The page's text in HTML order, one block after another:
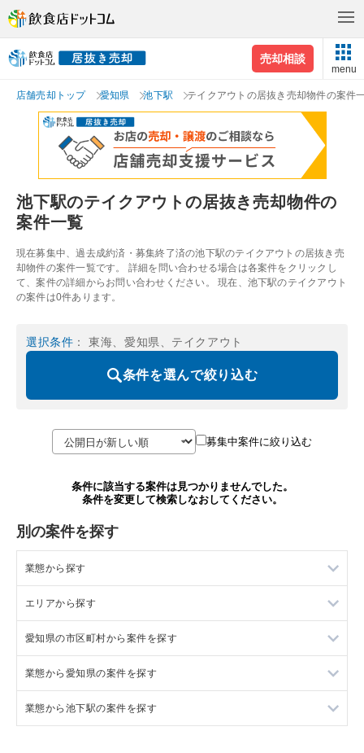
売却相談
menu
店舗売却トップ 愛知県 池下駅 テイクアウトの居抜き売却物件の案件
池下駅のテイクアウトの居抜き売却物件の
案件一覧
現在募集中、過去成約済・募集終了済の池下駅のテイクアウトの居抜き売
却物件の案件一覧です。 詳細を問い合わせる場合は各案件をクリックし
て、案件の詳細からお問い合わせください。 現在、池下駅のテイクアウト
の案件は0件あります。
選択条件 ： 東海、愛知県、テイクアウト
条件を選んで絞り込む
募集中案件に絞り込む
条件に該当する案件は見つかりませんでした。
条件を変更して検索しなおしてください。
別の案件を探す
業態から探す
ラーメンの居抜き売却物件の案件一覧
フランス料理の居抜き売却物件の案件一覧
イタリア料理の居抜き売却物件の案件一覧
中華の居抜き売却物件の案件一覧
エリアから探す
東京23区の飲食店の居抜き売却物件の案件一覧
東京都下の飲食店の居抜き売却物件の案件一覧
千葉県の飲食店の居抜き売却物件の案件一覧
愛知県の市区町村から案件を探す
岡崎市の飲食店の居抜き売却物件の案件一覧
半田市の飲食店の居抜き売却物件の案件一覧
業態から愛知県の案件を探す
愛知県のラーメンの居抜き売却物件の案件一覧
業態から池下駅の案件を探す